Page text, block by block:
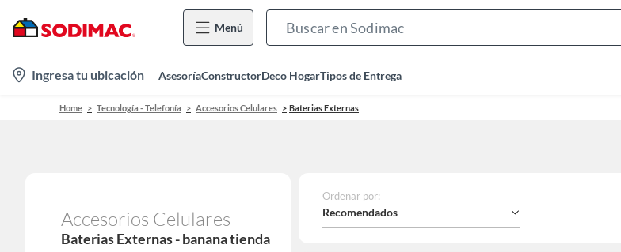
Menú
Bar
location-
icon
Ingresa tu ubicación AsesoríaConstructorDeco HogarTipos de Entrega
Home Tecnología - Telefonía Accesorios Celulares Baterias Externas
Accesorios Celulares
Baterias Externas - banana tienda
Ordenar por:
Recomendados